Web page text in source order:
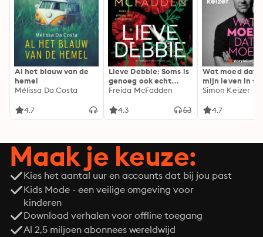
Al het blauw van de
hemel
Mélissa Da Costa
4.7
Lieve Debbie: Soms is
genoeg ook echt
genoeg...
Freida McFadden
4.3
Wat moed dat
mijn leven in
Simon Keizer
4.7
Maak je keuze:
Kies het aantal uur en accounts dat bij jou past
Kids Mode - een veilige omgeving voor
kinderen
Download verhalen voor offline toegang
Al 2,5 miljoen abonnees wereldwijd